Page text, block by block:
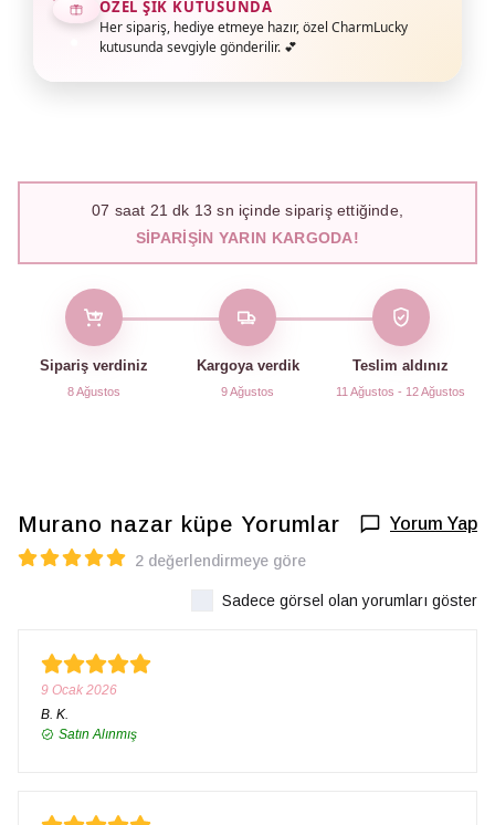
ÖZEL ŞIK KUTUSUNDA
Her sipariş, hediye etmeye hazır, özel CharmLucky
kutusunda sevgiyle gönderilir. 💕
07 saat 21 dk 12 sn içinde sipariş ettiğinde,
SIPARIŞIN YARIN KARGODA!
Sipariş verdiniz
8 Ağustos
Kargoya verdik
9 Ağustos
Teslim aldınız
11 Ağustos - 12 Ağustos
Murano nazar küpe Yorumlar Yorum Yap
2 değerlendirmeye göre
Sadece görsel olan yorumları göster
9 Ocak 2026
B. K.
Satın Alınmış